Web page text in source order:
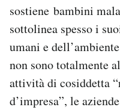
sostiene bambini
sottolinea spesso i
umani e
non sono totalmente
attività di cosiddetta
d’impresa”, le